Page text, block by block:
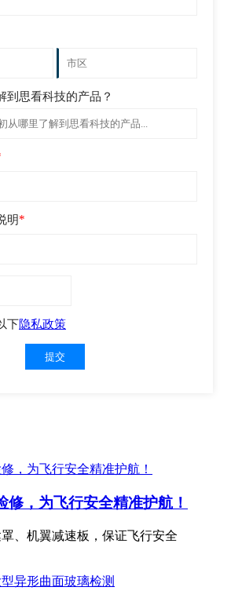
到思看科技的产品？
明*
下隐私政策
提交
修，为飞行安全精准护航！
、机翼减速板，保证飞行安全